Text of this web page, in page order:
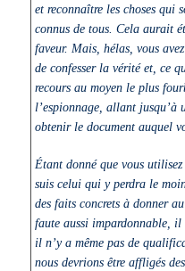
et reconnaître les choses qui
connus de tous. Cela aurait
faveur. Mais, hélas, vous
de confesser la vérité et, ce
recours au moyen le plus
l’espionnage, allant
obtenir le document auquel
Étant donné que vous
suis celui qui y perdra le
des faits concrets à donner
faute aussi impardonnable, il
il n’y a même pas de
nous devrions être affligés des